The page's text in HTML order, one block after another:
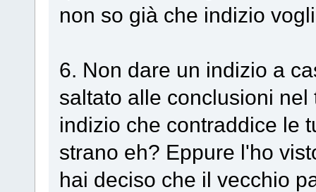
non so già che indizio
6. Non dare un indizio a
saltato alle conclusioni
indizio che contraddice le
strano eh? Eppure l'ho
hai deciso che il vecchio